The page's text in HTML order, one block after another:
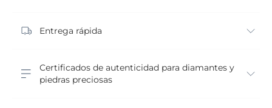
Entrega rápida
Certificados de autenticidad para diamantes y
piedras preciosas